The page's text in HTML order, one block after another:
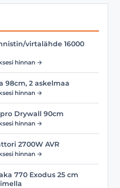
virtalähde 16000
hinnan →
98cm, 2 askelmaa
hinnan →
Drywall 90cm
hinnan →
2700W AVR
hinnan →
770 Exodus 25 cm